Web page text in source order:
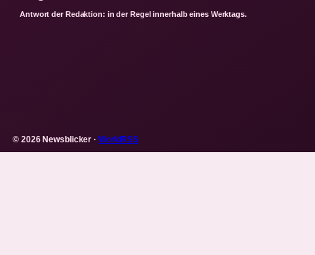
Antwort der Redaktion: in der Regel innerhalb eines Werktags.
© 2026 Newsblicker · WorldRSS